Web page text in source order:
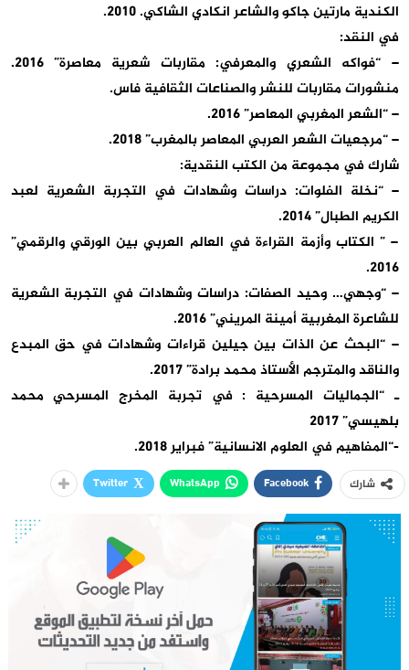
الكندية مارتين جاكو والشاعر انكادي الشاكي. 2010.
في النقد:
– “فواكه الشعري والمعرفي: مقاربات شعرية معاصرة” 2016.
منشورات مقاربات للنشر والصناعات الثقافية فاس.
– “الشعر المغربي المعاصر” 2016.
– “مرجعيات الشعر العربي المعاصر بالمغرب” 2018.
شارك في مجموعة من الكتب النقدية:
– “نخلة الفلوات: دراسات وشهادات في التجربة الشعرية لعبد
الكريم الطبال” 2014.
– ” الكتاب وأزمة القراءة في العالم العربي بين الورقي والرقمي”
2016.
– “وجهي… وحيد الصفات: دراسات وشهادات في التجربة الشعرية
للشاعرة المغربية أمينة المريني” 2016.
– “البحث عن الذات بين جيلين قراءات وشهادات في حق المبدع
والناقد والمترجم الأستاذ محمد برادة” 2017.
ـ “الجماليات المسرحية : في تجربة المخرج المسرحي محمد
بلهيسي” 2017
-“المفاهيم في العلوم الانسانية” فبراير 2018.
شارك Facebook
WhatsApp
Twitter